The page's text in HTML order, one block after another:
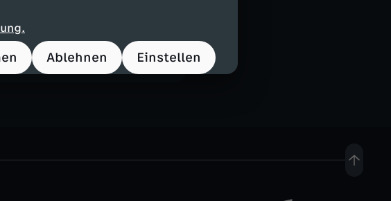
Ablehnen Einstellen
das schönste Foto. Dem